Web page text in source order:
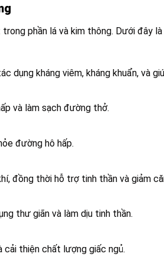
phần lá và kim thông. Dưới đây
dụng kháng viêm, kháng khuẩn, và
và làm sạch đường thở.
đường hô hấp.
đồng thời hỗ trợ tinh thần và giảm
thư giãn và làm dịu tinh thần.
cải thiện chất lượng giấc ngủ.